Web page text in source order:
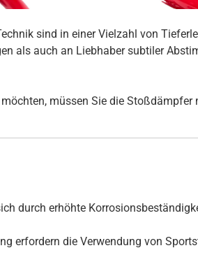
sind in einer Vielzahl von
als auch an Liebhaber subtiler
müssen Sie die
durch erhöhte
erfordern die Verwendung von